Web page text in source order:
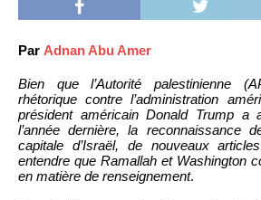
Par Adnan Abu Amer
Bien que l’Autorité palestinienne
rhétorique contre l’administration
président américain Donald Trump
l’année dernière, la reconnaissance
capitale d’Israël, de nouveaux
entendre que Ramallah et Washington
en matière de renseignement.